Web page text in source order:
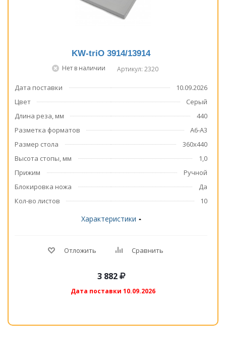
KW-triO 3914/13914
Нет в наличии Артикул: 2320
Дата поставки
10.09.2026
Цвет
Серый
Длина реза, мм
440
Разметка форматов
А6-А3
Размер стола
360х440
Высота стопы, мм
1,0
Прижим
Ручной
Блокировка ножа
Да
Кол-во листов
10
Характеристики
Отложить Сравнить
3 882
Дата поставки 10.09.2026